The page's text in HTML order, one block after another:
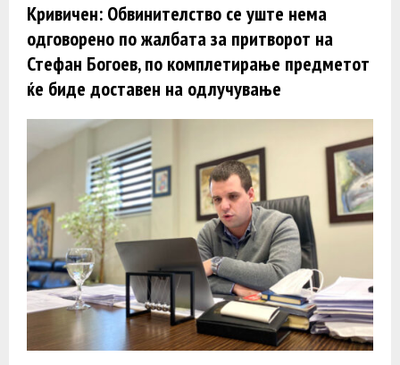
Кривичен: Обвинителство се уште нема
одговорено по жалбата за притворот на
Стефан Богоев, по комплетирање предметот
ќе биде доставен на одлучување